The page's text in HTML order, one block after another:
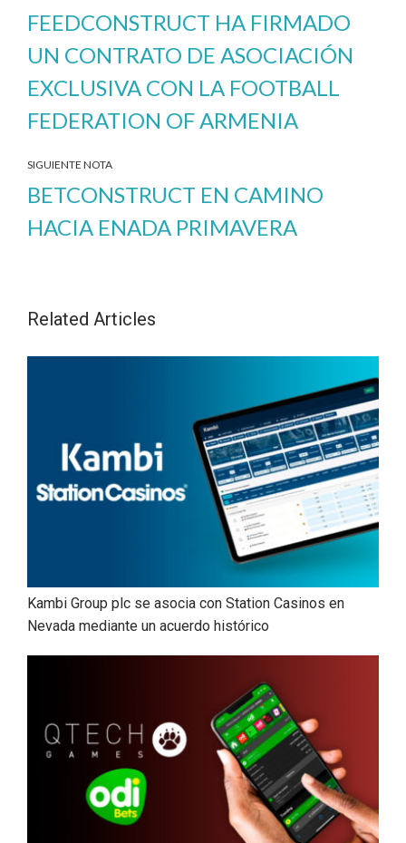
FEEDCONSTRUCT HA FIRMADO
UN CONTRATO DE ASOCIACIÓN
EXCLUSIVA CON LA FOOTBALL
FEDERATION OF ARMENIA
SIGUIENTE NOTA
BETCONSTRUCT EN CAMINO
HACIA ENADA PRIMAVERA
Related Articles
Kambi Group plc se asocia con Station Casinos en
Nevada mediante un acuerdo histórico